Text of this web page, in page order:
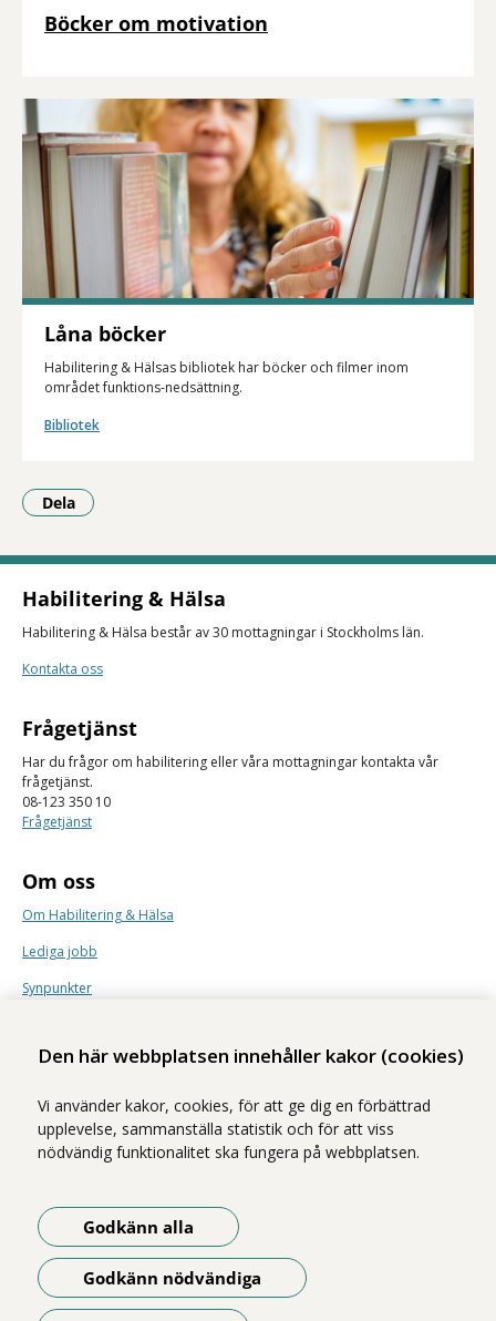
Den här webbplatsen innehåller kakor (cookies)
Vi använder kakor, cookies, för att ge dig en förbättrad
upplevelse, sammanställa statistik och för att viss
nödvändig funktionalitet ska fungera på webbplatsen.
Godkänn alla
Godkänn nödvändiga
Böcker om motivation
Låna böcker
Habilitering & Hälsas bibliotek har böcker och filmer inom
området funktions-nedsättning.
Bibliotek
Dela
- Klicka för att öppna delningsalternativ.
Habilitering & Hälsa
Habilitering & Hälsa består av 30 mottagningar i Stockholms län.
Kontakta oss
Frågetjänst
Har du frågor om habilitering eller våra mottagningar kontakta vår
frågetjänst.
08-123 350 10
Frågetjänst
Om oss
Om Habilitering & Hälsa
Lediga jobb
Synpunkter
Samtliga bilder på webbplatsen är tagna av fotograf Yanan Li om inget
annat namn anges.
Om webbplatsen